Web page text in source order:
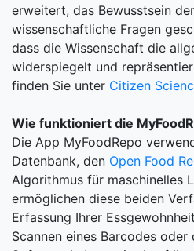
erweitert, das Bewusstsein
wissenschaftliche Fragen
dass die Wissenschaft die
widerspiegelt und
finden Sie unter Citizen
Wie funktioniert die
Die App MyFoodRepo
Datenbank, den Open Food
Algorithmus für maschinelles
ermöglichen diese beiden
Erfassung Ihrer
Scannen eines Barcodes